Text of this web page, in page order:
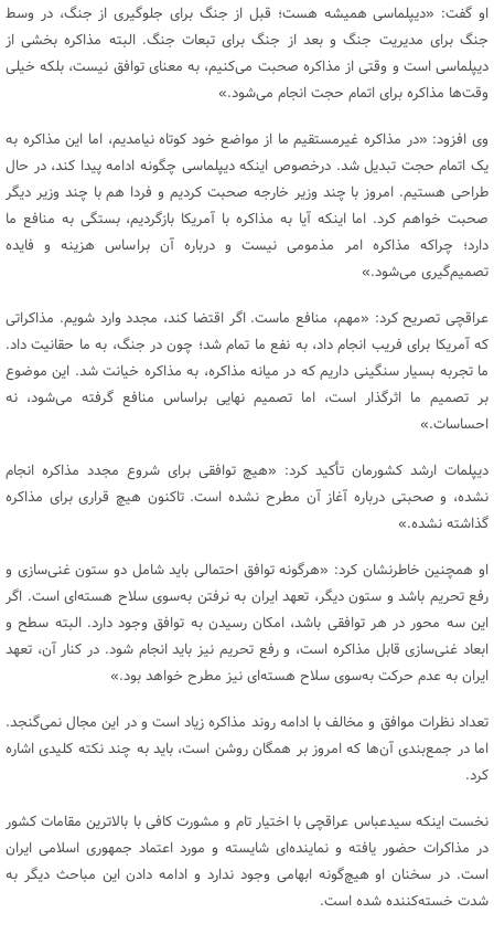
او گفت: «دیپلماسی همیشه هست؛ قبل از جنگ برای جلوگیری از جنگ، در وسط
جنگ برای مدیریت جنگ و بعد از جنگ برای تبعات جنگ. البته مذاکره بخشی از
دیپلماسی است و وقتی از مذاکره صحبت می‌کنیم، به معنای توافق نیست، بلکه خیلی
وقت‌ها مذاکره برای اتمام حجت انجام می‌شود.»
وی افزود: «در مذاکره غیرمستقیم ما از مواضع خود کوتاه نیامدیم، اما این مذاکره به
یک اتمام حجت تبدیل شد. درخصوص اینکه دیپلماسی چگونه ادامه پیدا کند، در حال
طراحی هستیم. امروز با چند وزیر خارجه صحبت کردیم و فردا هم با چند وزیر دیگر
صحبت خواهم کرد. اما اینکه آیا به مذاکره با آمریکا بازگردیم، بستگی به منافع ما
دارد؛ چراکه مذاکره امر مذمومی نیست و درباره آن براساس هزینه و فایده
تصمیم‌گیری می‌شود.»
عراقچی تصریح کرد: «مهم، منافع ماست. اگر اقتضا کند، مجدد وارد شویم. مذاکراتی
که آمریکا برای فریب انجام داد، به نفع ما تمام شد؛ چون در جنگ، به ما حقانیت داد.
ما تجربه بسیار سنگینی داریم که در میانه مذاکره، به مذاکره خیانت شد. این موضوع
بر تصمیم ما اثرگذار است، اما تصمیم نهایی براساس منافع گرفته می‌شود، نه
احساسات.»
دیپلمات ارشد کشورمان تأکید کرد: «هیچ توافقی برای شروع مجدد مذاکره انجام
نشده، و صحبتی درباره آغاز آن مطرح نشده است. تاکنون هیچ قراری برای مذاکره
گذاشته نشده.»
او همچنین خاطرنشان کرد: «هرگونه توافق احتمالی باید شامل دو ستون غنی‌سازی و
رفع تحریم باشد و ستون دیگر، تعهد ایران به نرفتن به‌سوی سلاح هسته‌ای است. اگر
این سه محور در هر توافقی باشد، امکان رسیدن به توافق وجود دارد. البته سطح و
ابعاد غنی‌سازی قابل مذاکره است، و رفع تحریم نیز باید انجام شود. در کنار آن، تعهد
ایران به عدم حرکت به‌سوی سلاح هسته‌ای نیز مطرح خواهد بود.»
تعداد نظرات موافق و مخالف با ادامه روند مذاکره زیاد است و در این مجال نمی‌گنجد.
اما در جمع‌بندی آن‌ها که امروز بر همگان روشن است، باید به چند نکته کلیدی اشاره
کرد.
نخست اینکه سیدعباس عراقچی با اختیار تام و مشورت کافی با بالاترین مقامات کشور
در مذاکرات حضور یافته و نماینده‌ای شایسته و مورد اعتماد جمهوری اسلامی ایران
است. در سخنان او هیچ‌گونه ابهامی وجود ندارد و ادامه دادن این مباحث دیگر به
شدت خسته‌کننده شده است.